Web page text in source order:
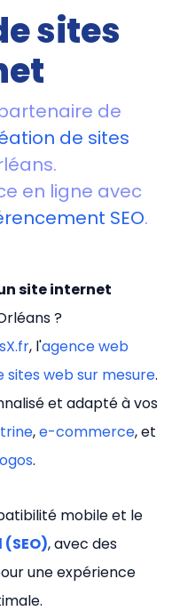
sites
de
de sites
en ligne avec
SEO.
site internet
?
, l'agence web
sites web sur mesure.
et adapté à vos
,e-commerce, et
.
mobile et le
, avec des
une expérience